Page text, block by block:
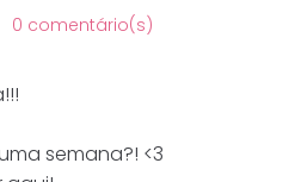
0 comentário(s)
semana?! <3